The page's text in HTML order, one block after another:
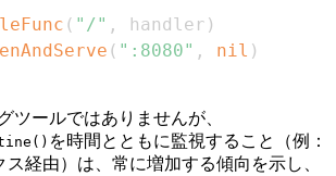
( "/" , handler )
( ":8080" , nil )
ツールではありませんが、
を時間とともに監視すること（例：
ス経由）は、常に増加する傾向を示し、